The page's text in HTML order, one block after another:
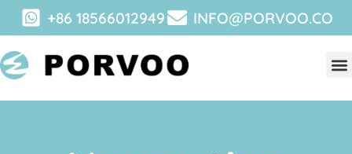
+86 18566012949 INFO@PORVOO.CO